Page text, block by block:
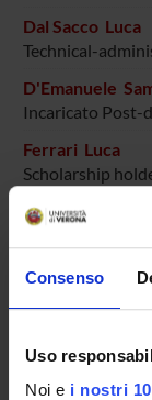
Consenso
Uso
Noi e i nostri
Dal Sacco Luca
Technical-
D'Emanuele
Incaricato Post-
Ferrari Luca
Scholarship
Fiorio Mirta
Ghiotto Laura
Associate